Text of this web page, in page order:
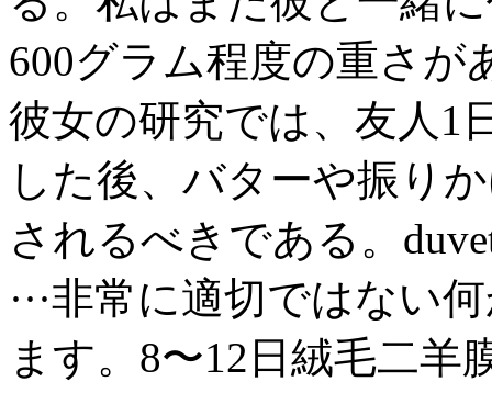
600グラム程度の重さが
彼女の研究では、友人1
した後、バターや振り
されるべきである。
···非常に適切ではない
ます。8〜12日絨毛二羊